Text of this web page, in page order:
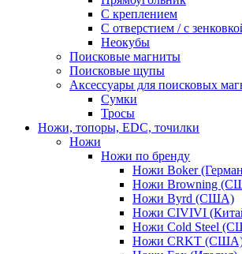
С креплением
С отверстием / с
Неокубы
Поисковые магниты
Поисковые щупы
Аксессуары для поисковых
Сумки
Тросы
Ножи, топоры, EDC, точилки
Ножи
Ножи по бренду
Ножи Boker
Ножи Browning
Ножи Byrd (США)
Ножи CIVIVI
Ножи Cold Steel
Ножи CRKT